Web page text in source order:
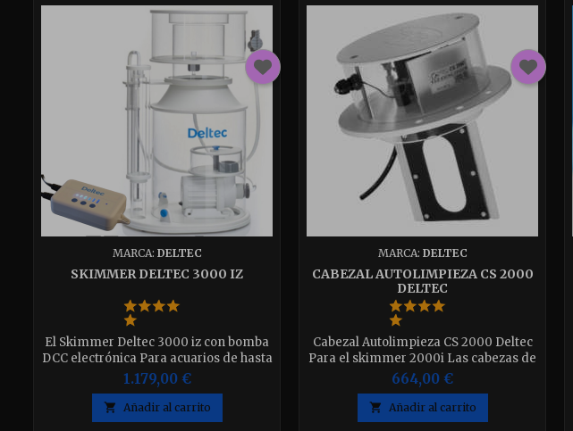
MARCA: DELTEC
SKIMMER DELTEC 3000 IZ
El Skimmer Deltec 3000 iz con bomba
DCC electrónica Para acuarios de hasta
3000 litro 1900 litros de aire aspirado
por hora Con Bomba electrónica de
fabricación Europea. 24 Medidas,
34x28x57cm.
1.179,00 €
 Añadir al carrito
MARCA: DELTEC
CABEZAL AUTOLIMPIEZA CS 2000
DELTEC
Cabezal Autolimpieza CS 2000 Deltec
Para el skimmer 2000i Las cabezas de
limpieza nuevas incluyen un perfil de
menor altura para caer en línea con el
diseño compacto de la nueva gama de
alto rendimiento de Skimmers para su
664,00 €
 Añadir al carrito